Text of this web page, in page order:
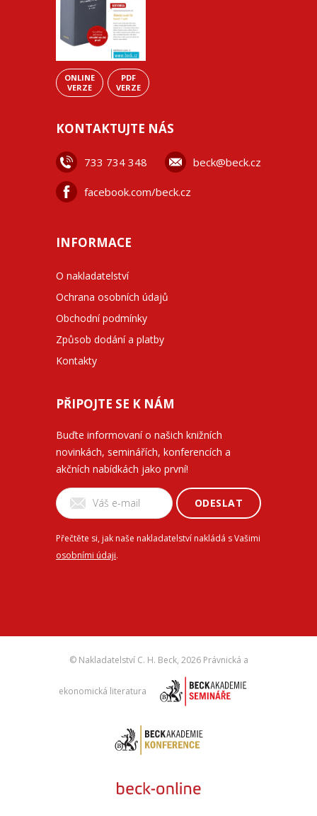
ONLINE
VERZE
PDF
VERZE
KONTAKTUJTE NÁS
733 734 348 beck@beck.cz
facebook.com/beck.cz
INFORMACE
O nakladatelství
Ochrana osobních údajů
Obchodní podmínky
Způsob dodání a platby
Kontakty
PŘIPOJTE SE K NÁM
Buďte informovaní o našich knižních
novinkách, seminářích, konferencích a
akčních nabídkách jako první!
ODESLAT
Přečtěte si, jak naše nakladatelství nakládá s Vašimi
osobními údaji.
© Nakladatelství C. H. Beck, 2026 Právnická a
ekonomická literatura